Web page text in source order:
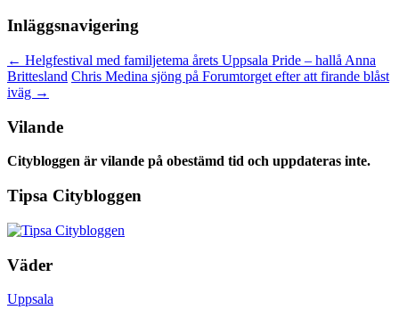
Inläggsnavigering
← Helgfestival med familjetema årets Uppsala Pride – hallå Anna
Brittesland Chris Medina sjöng på Forumtorget efter att firande blåst
iväg →
Vilande
Citybloggen är vilande på obestämd tid och uppdateras inte.
Tipsa Citybloggen
Väder
Uppsala